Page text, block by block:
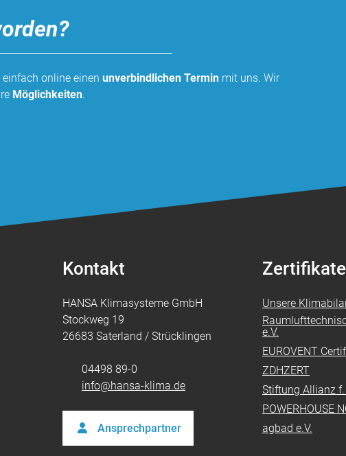
online einen unverbindlichen Termin mit uns. Wir
Möglichkeiten.
Kontakt
HANSA Klimasysteme GmbH
Stockweg 19
26683 Saterland / Strücklingen
04498 89-0
info@hansa-klima.de
Ansprechpartner
Unsere
e.V.
EUROVENT
ZDHZERT
Stiftung Allianz
POWERHOUSE
agbad e.V.